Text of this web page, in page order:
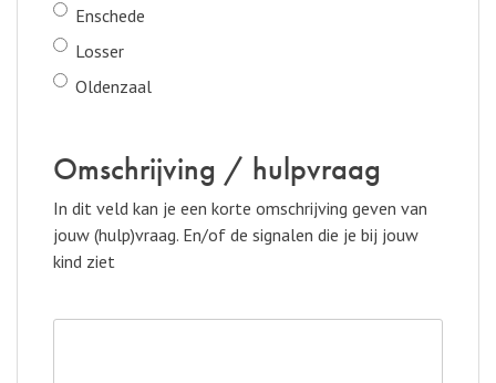
Enschede
Losser
Oldenzaal
Omschrijving / hulpvraag
In dit veld kan je een korte omschrijving geven van
jouw (hulp)vraag. En/of de signalen die je bij jouw
kind ziet